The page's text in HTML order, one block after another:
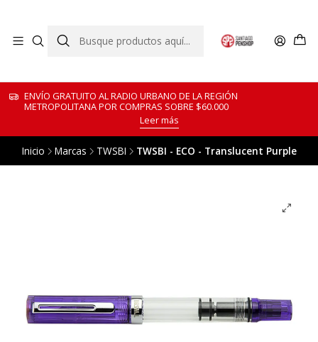
ENVÍO GRATUITO AL RADIO URBANO DE LA REGIÓN
METROPOLITANA POR COMPRAS SOBRE $60.000
Leer más
Inicio Marcas TWSBI TWSBI - ECO - Translucent Purple